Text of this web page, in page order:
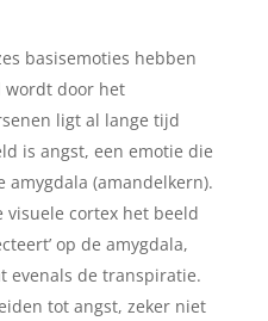
basisemoties hebben
wordt door het
ligt al lange tijd
is angst, een emotie die
(amandelkern).
visuele cortex het beeld
op de amygdala,
evenals de transpiratie.
tot angst, zeker niet